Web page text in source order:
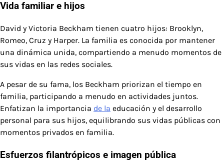
Vida familiar e hijos
David y Victoria Beckham tienen cuatro hijos: Brooklyn,
Romeo, Cruz y Harper. La familia es conocida por mantener
una dinámica unida, compartiendo a menudo momentos de
sus vidas en las redes sociales.
A pesar de su fama, los Beckham priorizan el tiempo en
familia, participando a menudo en actividades juntos.
Enfatizan la importancia de la educación y el desarrollo
personal para sus hijos, equilibrando sus vidas públicas con
momentos privados en familia.
Esfuerzos filantrópicos e imagen pública